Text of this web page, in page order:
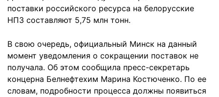
поставки российского ресурса на белорусские
НПЗ составляют 5,75 млн тонн.
В свою очередь, официальный Минск на данный
момент уведомления о сокращении поставок не
получала. Об этом сообщила пресс-секретарь
концерна Белнефтехим Марина Костюченко. По ее
словам, подробности процесса должны появиться